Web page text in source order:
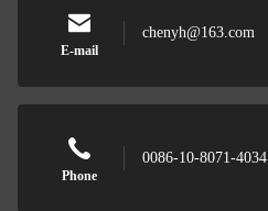
E-mail
chenyh@163.com
Phone
0086-10-8071-4034